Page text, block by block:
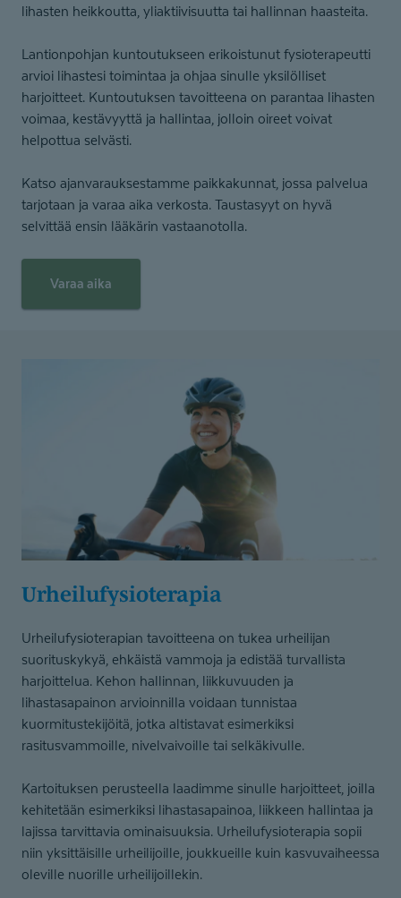
lihasten heikkoutta, yliaktiivisuutta tai hallinnan haasteita.
Lantionpohjan kuntoutukseen erikoistunut fysioterapeutti
arvioi lihastesi toimintaa ja ohjaa sinulle yksilölliset
harjoitteet. Kuntoutuksen tavoitteena on parantaa lihasten
voimaa, kestävyyttä ja hallintaa, jolloin oireet voivat
helpottua selvästi.
Katso ajanvarauksestamme paikkakunnat, jossa palvelua
tarjotaan ja varaa aika verkosta. Taustasyyt on hyvä
selvittää ensin lääkärin vastaanotolla.
Varaa aika
Urheilufy­sio­terapia
Urheilufysioterapian tavoitteena on tukea urheilijan
suorituskykyä, ehkäistä vammoja ja edistää turvallista
harjoittelua. Kehon hallinnan, liikkuvuuden ja
lihastasapainon arvioinnilla voidaan tunnistaa
kuormitustekijöitä, jotka altistavat esimerkiksi
rasitusvammoille, nivelvaivoille tai selkäkivulle.
Kartoituksen perusteella laadimme sinulle harjoitteet, joilla
kehitetään esimerkiksi lihastasapainoa, liikkeen hallintaa ja
lajissa tarvittavia ominaisuuksia. Urheilufysioterapia sopii
niin yksittäisille urheilijoille, joukkueille kuin kasvuvaiheessa
oleville nuorille urheilijoillekin.